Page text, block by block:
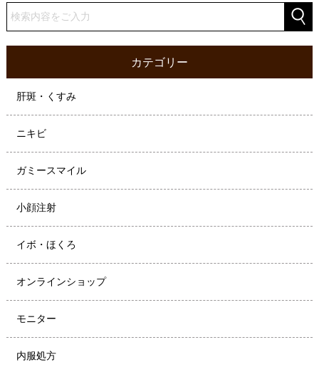
カテゴリー
肝斑・くすみ
ニキビ
ガミースマイル
小顔注射
イボ・ほくろ
オンラインショップ
モニター
内服処方